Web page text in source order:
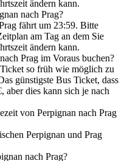
ändern kann.
nach Prag?
fährt um 23:59. Bitte
am Tag an dem Sie
ändern kann.
Prag im Voraus buchen?
so früh wie möglich zu
günstigste Bus Ticket, dass
aber dies kann sich je nach
von Perpignan nach Prag
Perpignan und Prag
nach Prag?